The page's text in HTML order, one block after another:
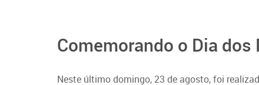
Comemorando o Dia dos
Neste último domingo, 23 de agosto, foi